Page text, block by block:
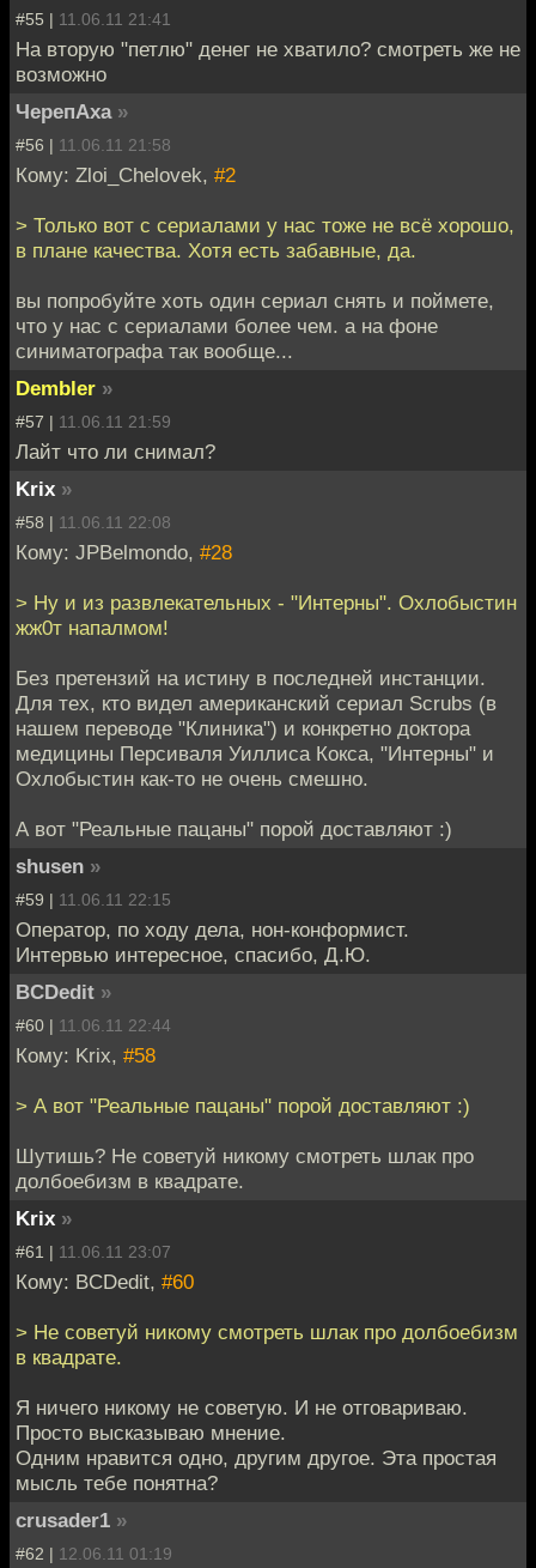
#55 | 11.06.11 21:41
На вторую "петлю" денег не хватило? смотреть же не
возможно
ЧерепАха »
#56 | 11.06.11 21:58
Кому: Zloi_Chelovek, #2
> Только вот с сериалами у нас тоже не всё хорошо,
в плане качества. Хотя есть забавные, да.
вы попробуйте хоть один сериал снять и поймете,
что у нас с сериалами более чем. а на фоне
синиматографа так вообще...
Dembler »
#57 | 11.06.11 21:59
Лайт что ли снимал?
Krix »
#58 | 11.06.11 22:08
Кому: JPBelmondo, #28
> Ну и из развлекательных - "Интерны". Охлобыстин
жж0т напалмом!
Без претензий на истину в последней инстанции.
Для тех, кто видел американский сериал Scrubs (в
нашем переводе "Клиника") и конкретно доктора
медицины Персиваля Уиллиса Кокса, "Интерны" и
Охлобыстин как-то не очень смешно.
А вот "Реальные пацаны" порой доставляют :)
shusen »
#59 | 11.06.11 22:15
Оператор, по ходу дела, нон-конформист.
Интервью интересное, спасибо, Д.Ю.
BCDedit »
#60 | 11.06.11 22:44
Кому: Krix, #58
> А вот "Реальные пацаны" порой доставляют :)
Шутишь? Не советуй никому смотреть шлак про
долбоебизм в квадрате.
Krix »
#61 | 11.06.11 23:07
Кому: BCDedit, #60
> Не советуй никому смотреть шлак про долбоебизм
в квадрате.
Я ничего никому не советую. И не отговариваю.
Просто высказываю мнение.
Одним нравится одно, другим другое. Эта простая
мысль тебе понятна?
crusader1 »
#62 | 12.06.11 01:19